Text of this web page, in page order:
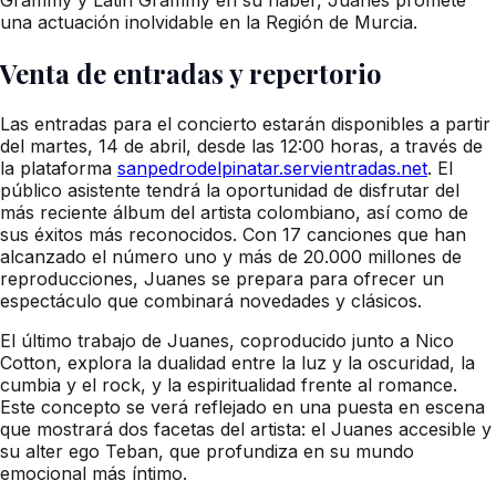
una actuación inolvidable en la Región de Murcia.
Venta de entradas y repertorio
Las entradas para el concierto estarán disponibles a partir
del martes, 14 de abril, desde las 12:00 horas, a través de
la plataforma sanpedrodelpinatar.servientradas.net. El
público asistente tendrá la oportunidad de disfrutar del
más reciente álbum del artista colombiano, así como de
sus éxitos más reconocidos. Con 17 canciones que han
alcanzado el número uno y más de 20.000 millones de
reproducciones, Juanes se prepara para ofrecer un
espectáculo que combinará novedades y clásicos.
El último trabajo de Juanes, coproducido junto a Nico
Cotton, explora la dualidad entre la luz y la oscuridad, la
cumbia y el rock, y la espiritualidad frente al romance.
Este concepto se verá reflejado en una puesta en escena
que mostrará dos facetas del artista: el Juanes accesible y
su alter ego Teban, que profundiza en su mundo
emocional más íntimo.